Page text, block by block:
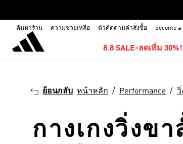
ค้นหาร้าน ความช่วยเหลือ ตัวติดตามคำสั่งซื้อ become
8.8 SALE-ลดเพิ่ม 30%!
ย้อนกลับ หน้าหลัก Performance วิ่
กางเกงวิ่งขาสั้